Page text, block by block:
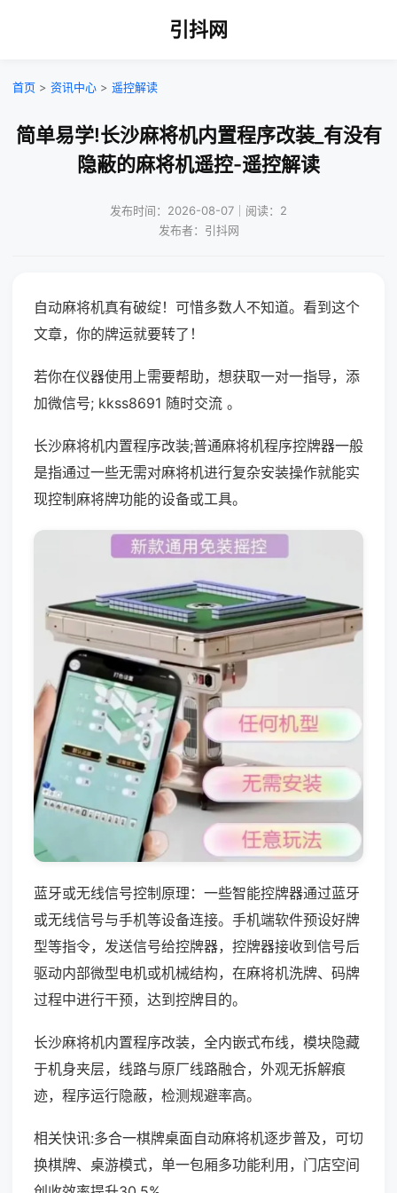
引抖网
首页 > 资讯中心 > 遥控解读
简单易学!长沙麻将机内置程序改装_有没有
隐蔽的麻将机遥控-遥控解读
发布时间：2026-08-07｜阅读：2
发布者：引抖网
自动麻将机真有破绽！可惜多数人不知道。看到这个
文章，你的牌运就要转了！
若你在仪器使用上需要帮助，想获取一对一指导，添
加微信号; kkss8691 随时交流 。
长沙麻将机内置程序改装;普通麻将机程序控牌器一般
是指通过一些无需对麻将机进行复杂安装操作就能实
现控制麻将牌功能的设备或工具。
蓝牙或无线信号控制原理：一些智能控牌器通过蓝牙
或无线信号与手机等设备连接。手机端软件预设好牌
型等指令，发送信号给控牌器，控牌器接收到信号后
驱动内部微型电机或机械结构，在麻将机洗牌、码牌
过程中进行干预，达到控牌目的。
长沙麻将机内置程序改装，全内嵌式布线，模块隐藏
于机身夹层，线路与原厂线路融合，外观无拆解痕
迹，程序运行隐蔽，检测规避率高。
相关快讯:多合一棋牌桌面自动麻将机逐步普及，可切
换棋牌、桌游模式，单一包厢多功能利用，门店空间